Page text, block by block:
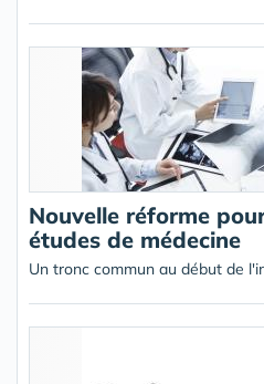
Nouvelle réforme
études de médecine
Un tronc commun au début de